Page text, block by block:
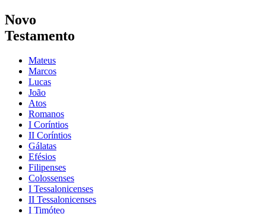
Novo
Testamento
Mateus
Marcos
Lucas
João
Atos
Romanos
I Coríntios
II Coríntios
Gálatas
Efésios
Filipenses
Colossenses
I Tessalonicenses
II Tessalonicenses
I Timóteo